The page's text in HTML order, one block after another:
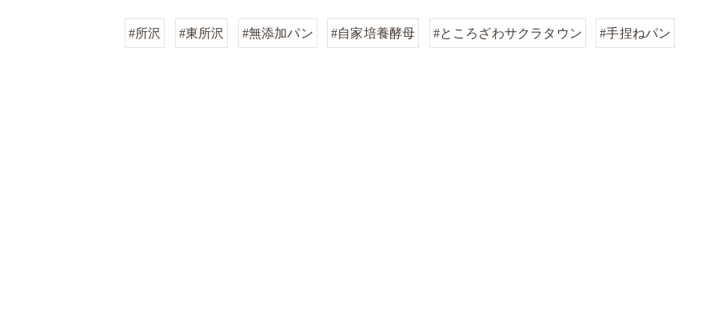
#所沢 #東所沢 #無添加パン #自家培養酵母 #ところざわサクラタウン #手捏ねパン